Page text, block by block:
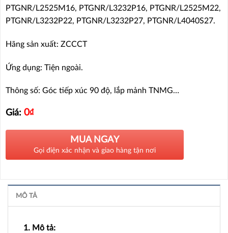
PTGNR/L2525M16, PTGNR/L3232P16, PTGNR/L2525M22,
PTGNR/L3232P22, PTGNR/L3232P27, PTGNR/L4040S27.
Hãng sản xuất: ZCCCT
Ứng dụng: Tiện ngoài.
Thông số: Góc tiếp xúc 90 độ, lắp mảnh TNMG…
Giá: 0₫
MUA NGAY
Gọi điện xác nhận và giao hàng tận nơi
MÔ TẢ
1. Mô tả: